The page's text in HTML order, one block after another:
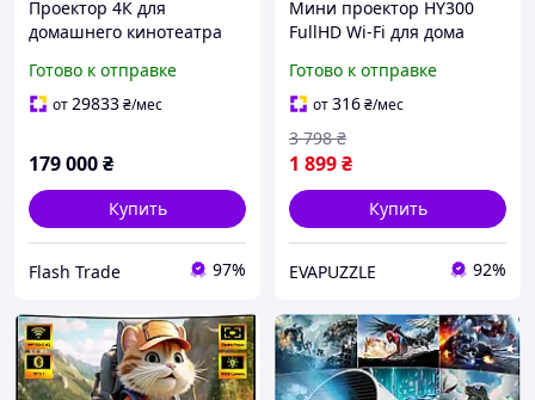
Проектор 4К для
домашнего кинотеатра
сериалов
ультракороткофокусный
Audio Wi-Fi Bluetooth
Готово к отправке
от29833₴/мес
179 000₴
Купить
Flash Trade 97%
Мини проектор HY300
FullHD Wi-Fi для дома
проектор домашний
кинотеатр трансляция со
смартфона Android и
iPhone
Готово к отправке
от316₴/мес
1 899₴
3 798 ₴
Купить
EVAPUZZLE 92%